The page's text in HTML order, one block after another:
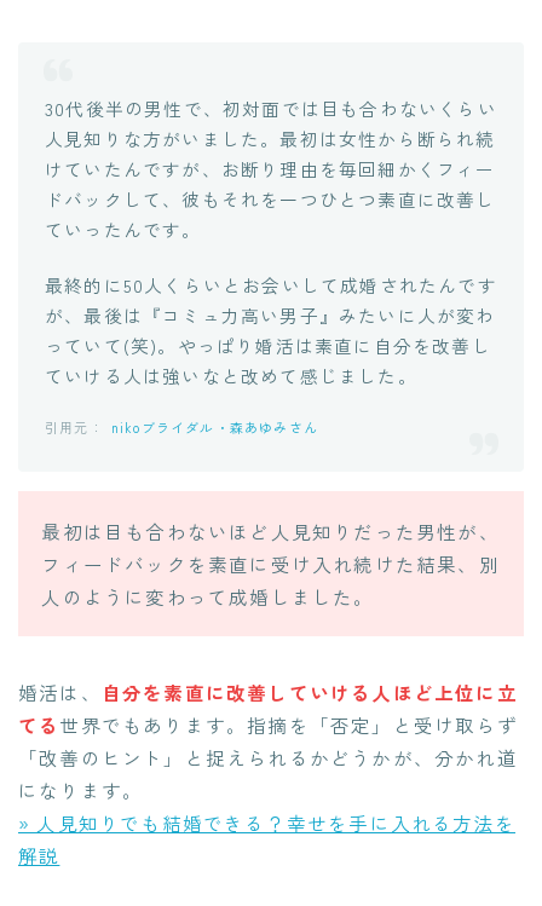
30代後半の男性で、初対面では目も合わないくらい
人見知りな方がいました。最初は女性から断られ続
けていたんですが、お断り理由を毎回細かくフィー
ドバックして、彼もそれを一つひとつ素直に改善し
ていったんです。
最終的に50人くらいとお会いして成婚されたんです
が、最後は『コミュ力高い男子』みたいに人が変わ
っていて(笑)。やっぱり婚活は素直に自分を改善し
ていける人は強いなと改めて感じました。
nikoブライダル・森あゆみさん
最初は目も合わないほど人見知りだった男性が、
フィードバックを素直に受け入れ続けた結果、別
人のように変わって成婚しました。
婚活は、
自分を素直に改善していける人ほど上位に立
てる 世界でもあります。指摘を「否定」と受け取らず
「改善のヒント」と捉えられるかどうかが、分かれ道
になります。
» 人見知りでも結婚できる？幸せを手に入れる方法を
解説